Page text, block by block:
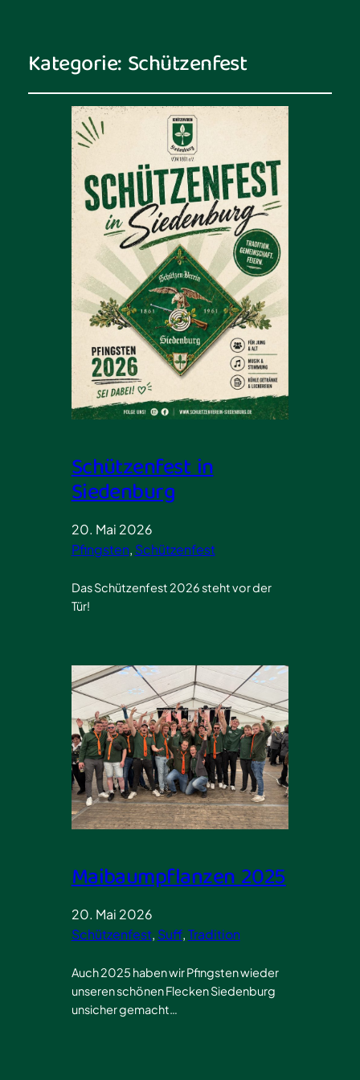
Kategorie:Schützenfest
Schützenfest in
Siedenburg
20. Mai 2026
Pfingsten, Schützenfest
Das Schützenfest 2026 steht vor der
Tür!
Maibaumpflanzen 2025
20. Mai 2026
Schützenfest, Suff, Tradition
Auch 2025 haben wir Pfingsten wieder
unseren schönen Flecken Siedenburg
unsicher gemacht…